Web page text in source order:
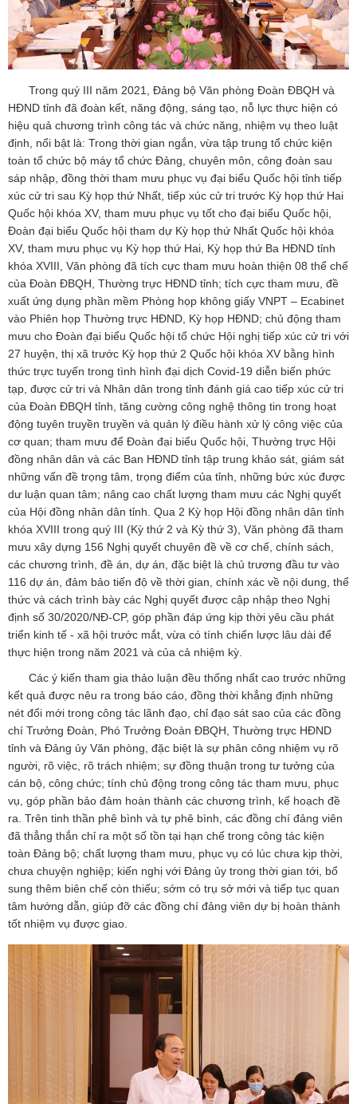
Trong quý III năm 2021, Đảng bộ Văn phòng Đoàn ĐBQH và
HĐND tỉnh đã đoàn kết, năng động, sáng tạo, nỗ lực thực hiện có
hiệu quả chương trình công tác và chức năng, nhiệm vụ theo luật
định, nổi bật là: Trong thời gian ngắn, vừa tập trung tổ chức kiện
toàn tổ chức bộ máy tổ chức Đảng, chuyên môn, công đoàn sau
sáp nhập, đồng thời tham mưu phục vụ đại biểu Quốc hội tỉnh tiếp
xúc cử tri sau Kỳ họp thứ Nhất, tiếp xúc cử tri trước Kỳ họp thứ Hai
Quốc hội khóa XV, tham mưu phục vụ tốt cho đại biểu Quốc hội,
Đoàn đại biểu Quốc hội tham dự Kỳ họp thứ Nhất Quốc hội khóa
XV, tham mưu phục vụ Kỳ họp thứ Hai, Kỳ họp thứ Ba HĐND tỉnh
khóa XVIII, Văn phòng đã tích cực tham mưu hoàn thiện 08 thể chế
của Đoàn ĐBQH, Thường trực HĐND tỉnh; tích cực tham mưu, đề
xuất ứng dụng phần mềm Phòng họp không giấy VNPT – Ecabinet
vào Phiên họp Thường trực HĐND, Kỳ họp HĐND; chủ động tham
mưu cho Đoàn đại biểu Quốc hội tổ chức Hội nghị tiếp xúc cử tri với
27 huyện, thị xã trước Kỳ họp thứ 2 Quốc hội khóa XV bằng hình
thức trực tuyến trong tình hình đại dịch Covid-19 diễn biến phức
tạp, được cử tri và Nhân dân trong tỉnh đánh giá cao tiếp xúc cử tri
của Đoàn ĐBQH tỉnh, tăng cường công nghệ thông tin trong hoạt
động tuyên truyền truyền và quản lý điều hành xử lý công việc của
cơ quan; tham mưu để Đoàn đại biểu Quốc hội, Thường trực Hội
đồng nhân dân và các Ban HĐND tỉnh tập trung khảo sát, giám sát
những vấn đề trọng tâm, trọng điểm của tỉnh, những bức xúc được
dư luận quan tâm; nâng cao chất lượng tham mưu các Nghị quyết
của Hội đồng nhân dân tỉnh. Qua 2 Kỳ họp Hội đồng nhân dân tỉnh
khóa XVIII trong quý III (Kỳ thứ 2 và Kỳ thứ 3), Văn phòng đã tham
mưu xây dựng 156 Nghị quyết chuyên đề về cơ chế, chính sách,
các chương trình, đề án, dự án, đặc biệt là chủ trương đầu tư vào
116 dự án, đảm bảo tiến độ về thời gian, chính xác về nội dung, thể
thức và cách trình bày các Nghị quyết được cập nhập theo Nghị
định số 30/2020/NĐ-CP, góp phần đáp ứng kịp thời yêu cầu phát
triển kinh tế - xã hội trước mắt, vừa có tính chiến lược lâu dài để
thực hiện trong năm 2021 và của cả nhiệm kỳ.
Các ý kiến tham gia thảo luận đều thống nhất cao trước những
kết quả được nêu ra trong báo cáo, đồng thời khẳng định những
nét đổi mới trong công tác lãnh đạo, chỉ đạo sát sao của các đồng
chí Trưởng Đoàn, Phó Trưởng Đoàn ĐBQH, Thường trực HĐND
tỉnh và Đảng ủy Văn phòng, đặc biệt là sự phân công nhiệm vụ rõ
người, rõ việc, rõ trách nhiệm; sự đồng thuận trong tư tưởng của
cán bộ, công chức; tính chủ động trong công tác tham mưu, phục
vụ, góp phần bảo đảm hoàn thành các chương trình, kế hoạch đề
ra. Trên tinh thần phê bình và tự phê bình, các đồng chí đảng viên
đã thẳng thắn chỉ ra một số tồn tại hạn chế trong công tác kiện
toàn Đảng bộ; chất lượng tham mưu, phục vụ có lúc chưa kịp thời,
chưa chuyện nghiệp; kiến nghị với Đảng ủy trong thời gian tới, bổ
sung thêm biên chế còn thiếu; sớm có trụ sở mới và tiếp tục quan
tâm hướng dẫn, giúp đỡ các đồng chí đảng viên dự bị hoàn thành
tốt nhiệm vụ được giao.